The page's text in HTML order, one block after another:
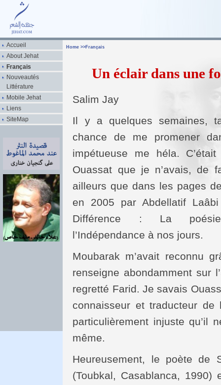
Accueil
About Jehat
Français
Nouveautés
Littérature
Mobile Jehat
Liens
SiteMap
Home >> Français
Un éclair dans une
Salim Jay
Il y a quelques semaines,
chance de me promener
impétueuse me héla.
Ouassat que je n’avais, de
ailleurs que dans les pages
en 2005 par Abdellatif
Différence : La
l’Indépendance à nos jours.
Moubarak m’avait reconnu
renseigne abondamment sur
regretté Farid. Je savais
connaisseur et traducteur
particulièrement injuste qu’il
même.
Heureusement, le poète de
(Toubkal, Casablanca, 1990)